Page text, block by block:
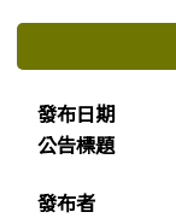
新聞列表
發布日期
公告標題
發布者